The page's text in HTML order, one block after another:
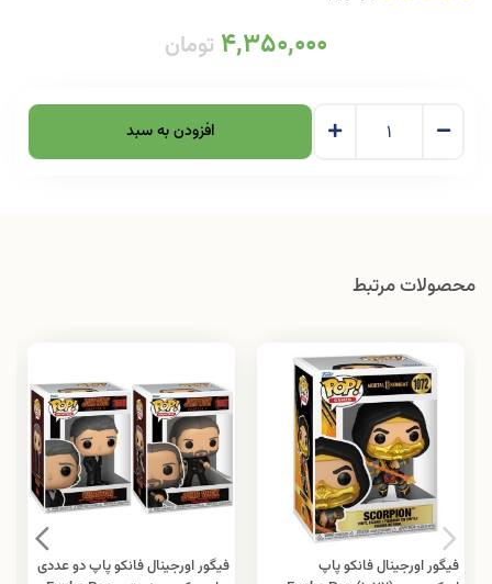
4,350,000 تومان
افزودن به سبد
محصولات مرتبط
فیگور اورجینال فانکو پاپ
فیگور اورجینال فانکو پاپ دو عددی